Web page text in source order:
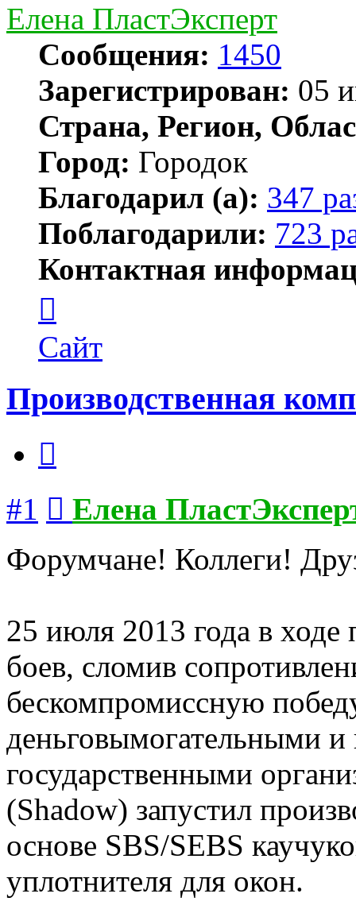
Елена ПластЭксперт
Сообщения: 1450
Зарегистрирован: 05
Страна, Регион,
Город: Городок
Благодарил (а): 347
Поблагодарили: 723
Контактная
пользователя
Елена
ПластЭксперт
Сайт
Производственная
#1
Елена
Форумчане! Коллеги!
25 июля 2013 года в
боев, сломив
бескомпромиссную
деньговымогательными
государственными
(Shadow) запустил
основе SBS/SEBS
уплотнителя для окон.